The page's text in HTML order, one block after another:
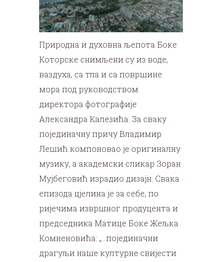
Природна и духовна љепота Боке
Которске снимљени су из воде,
ваздуха, са тла и са површине
мора под руководством
директора фотографије
Александра Калезића. За сваку
појединачну причу Владимир
Лешић компоновао је оригиналну
музику, а академски сликар Зоран
Мујбеговић израдио дизајн. Свака
епизода цјелина је за себе, по
ријечима извршног продуцента и
председника Матице Боке Жељка
Комненовића: „…појединачни
драгуљи наше културне свијести